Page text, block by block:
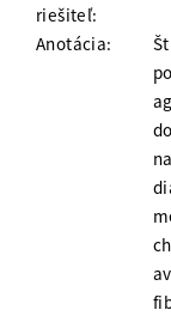
riešiteľ:
Anotácia: